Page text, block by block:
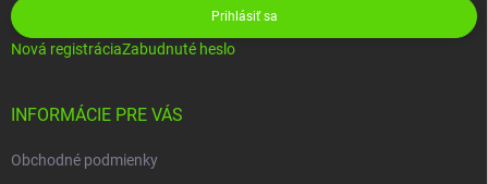
Prihlásiť sa
Nová registráciaZabudnuté heslo
INFORMÁCIE PRE VÁS
Obchodné podmienky